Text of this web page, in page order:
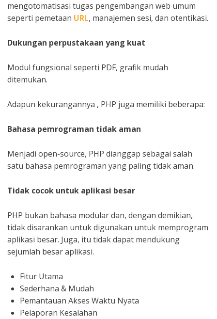
mengotomatisasi tugas pengembangan web umum
seperti pemetaan URL, manajemen sesi, dan otentikasi.
Dukungan perpustakaan yang kuat
Modul fungsional seperti PDF, grafik mudah
ditemukan.
Adapun kekurangannya , PHP juga memiliki beberapa:
Bahasa pemrograman tidak aman
Menjadi open-source, PHP dianggap sebagai salah
satu bahasa pemrograman yang paling tidak aman.
Tidak cocok untuk aplikasi besar
PHP bukan bahasa modular dan, dengan demikian,
tidak disarankan untuk digunakan untuk memprogram
aplikasi besar. Juga, itu tidak dapat mendukung
sejumlah besar aplikasi.
Fitur Utama
Sederhana & Mudah
Pemantauan Akses Waktu Nyata
Pelaporan Kesalahan